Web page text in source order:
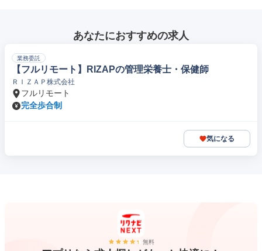
あなたにおすすめの求人
業務委託
【フルリモート】RIZAPの管理栄養士・保健師
ＲＩＺＡＰ株式会社
フルリモート
完全歩合制
気になる
無料